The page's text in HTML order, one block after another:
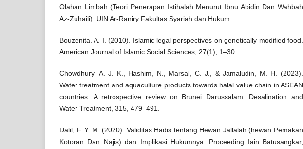
Olahan Limbah (Teori Penerapan Istihalah Menurut Ibnu Abidin Dan Wahbah
Az-Zuhaili). UIN Ar-Raniry Fakultas Syariah dan Hukum.
Bouzenita, A. I. (2010). Islamic legal perspectives on genetically modified food.
American Journal of Islamic Social Sciences, 27(1), 1–30.
Chowdhury, A. J. K., Hashim, N., Marsal, C. J., & Jamaludin, M. H. (2023).
Water treatment and aquaculture products towards halal value chain in ASEAN
countries: A retrospective review on Brunei Darussalam. Desalination and
Water Treatment, 315, 479–491.
Dalil, F. Y. M. (2020). Validitas Hadis tentang Hewan Jallalah (hewan Pemakan
Kotoran Dan Najis) dan Implikasi Hukumnya. Proceeding Iain Batusangkar,